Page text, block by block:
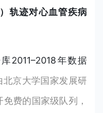
轨迹对心血管疾病
2011–2018年数据
北京大学国家发展研
费的国家级队列，